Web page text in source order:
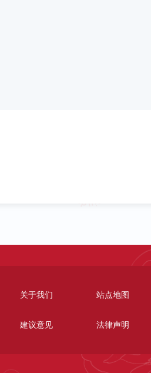
关于我们 站点地图
建议意见 法律声明